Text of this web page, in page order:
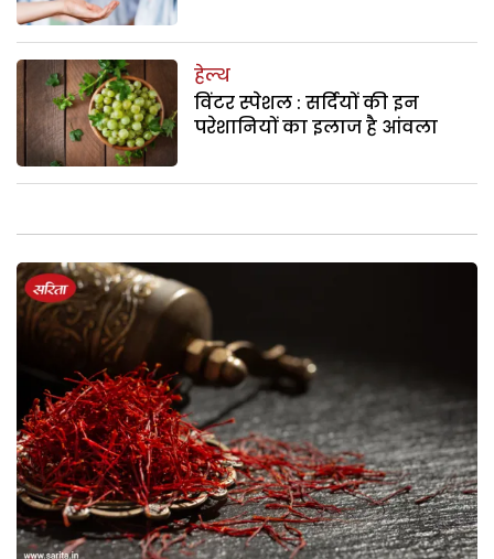
हेल्थ
विंटर स्पेशल : सर्दियों की इन
परेशानियों का इलाज है आंवला